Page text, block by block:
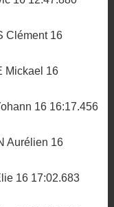
Clément 16
Mickael 16
16 16:17.456
Aurélien 16
16 17:02.683